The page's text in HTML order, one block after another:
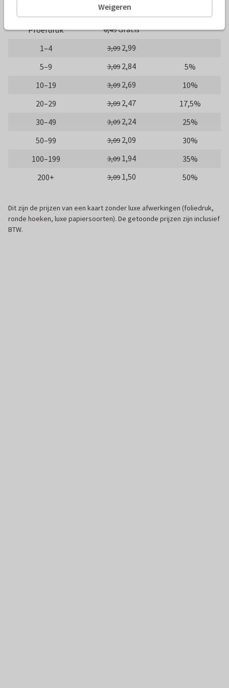
Prijs p/s
Proefdruk 0,49Gratis
1–4
3,09 2,99
5–9
3,09 2,84
5%
10–19
3,09 2,69
10%
20–29
3,09 2,47
17,5%
30–49
3,09 2,24
25%
50–99
3,09 2,09
30%
100–199
3,09 1,94
35%
200+
3,09 1,50 50%
Dit zijn de prijzen van een kaart zonder luxe afwerkingen (foliedruk,
ronde hoeken, luxe papiersoorten). De getoonde prijzen zijn inclusief
BTW.
Weigeren